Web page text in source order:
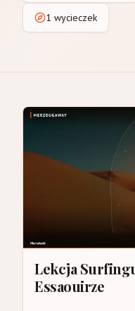
1 wycieczek
Lekcja
Essaouirze